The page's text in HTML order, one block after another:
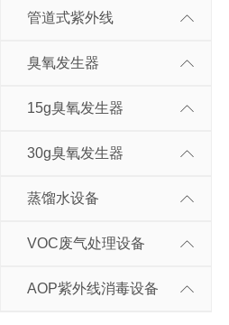
管道式紫外线
臭氧发生器
15g臭氧发生器
30g臭氧发生器
蒸馏水设备
VOC废气处理设备
AOP紫外线消毒设备